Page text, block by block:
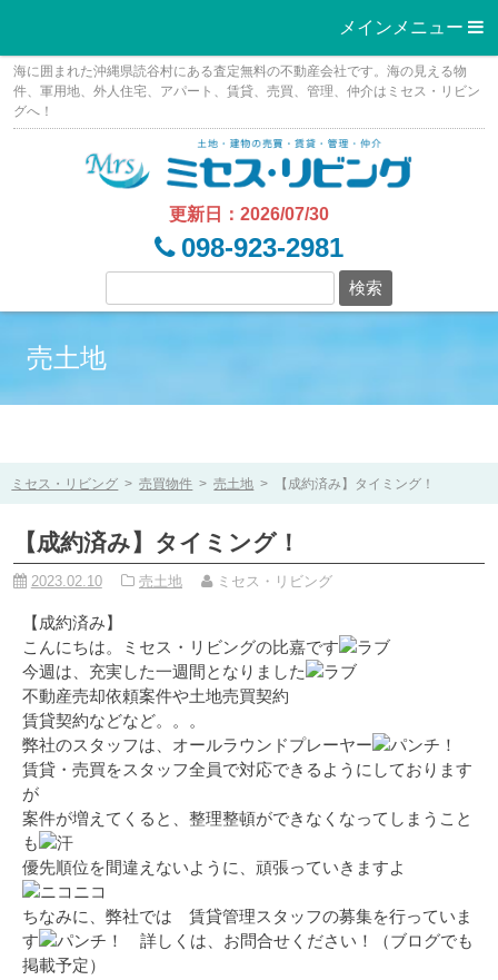
メインメニュー 
Skip
content
海に囲まれた沖縄県読谷村にある査定無料の不動産会社です。海の見える物
件、軍用地、外人住宅、アパート、賃貸、売買、管理、仲介はミセス・リビン
グへ！
更新日：2026/07/30
098-923-2981
売土地
ミセス・リビング > 売買物件 > 売土地 > 【成約済み】タイミング！
【成約済み】タイミング！
2023.02.10 売土地 ミセス・リビング
【成約済み】
こんにちは。ミセス・リビングの比嘉です
今週は、充実した一週間となりました
不動産売却依頼案件や土地売買契約
賃貸契約などなど。。。
弊社のスタッフは、オールラウンドプレーヤー
賃貸・売買をスタッフ全員で対応できるようにしております
が
案件が増えてくると、整理整頓ができなくなってしまうこと
も
優先順位を間違えないように、頑張っていきますよ
ちなみに、弊社では 賃貸管理スタッフの募集を行っていま
す
詳しくは、お問合せください！（ブログでも
掲載予定）